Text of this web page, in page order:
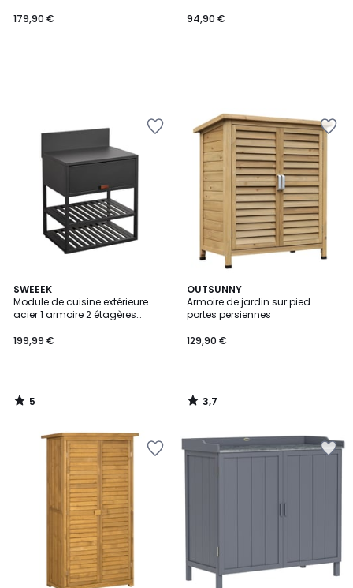
€.
179,90 € 94,90 €
SWEEEK
Module de cuisine extérieure
acier 1 armoire 2 étagères
199,99 €
5
/
5
5
/
OUTSUNNY
Armoire de jardin sur pied
portes persiennes
129,90 €
3,7
/ 5
3,7
/